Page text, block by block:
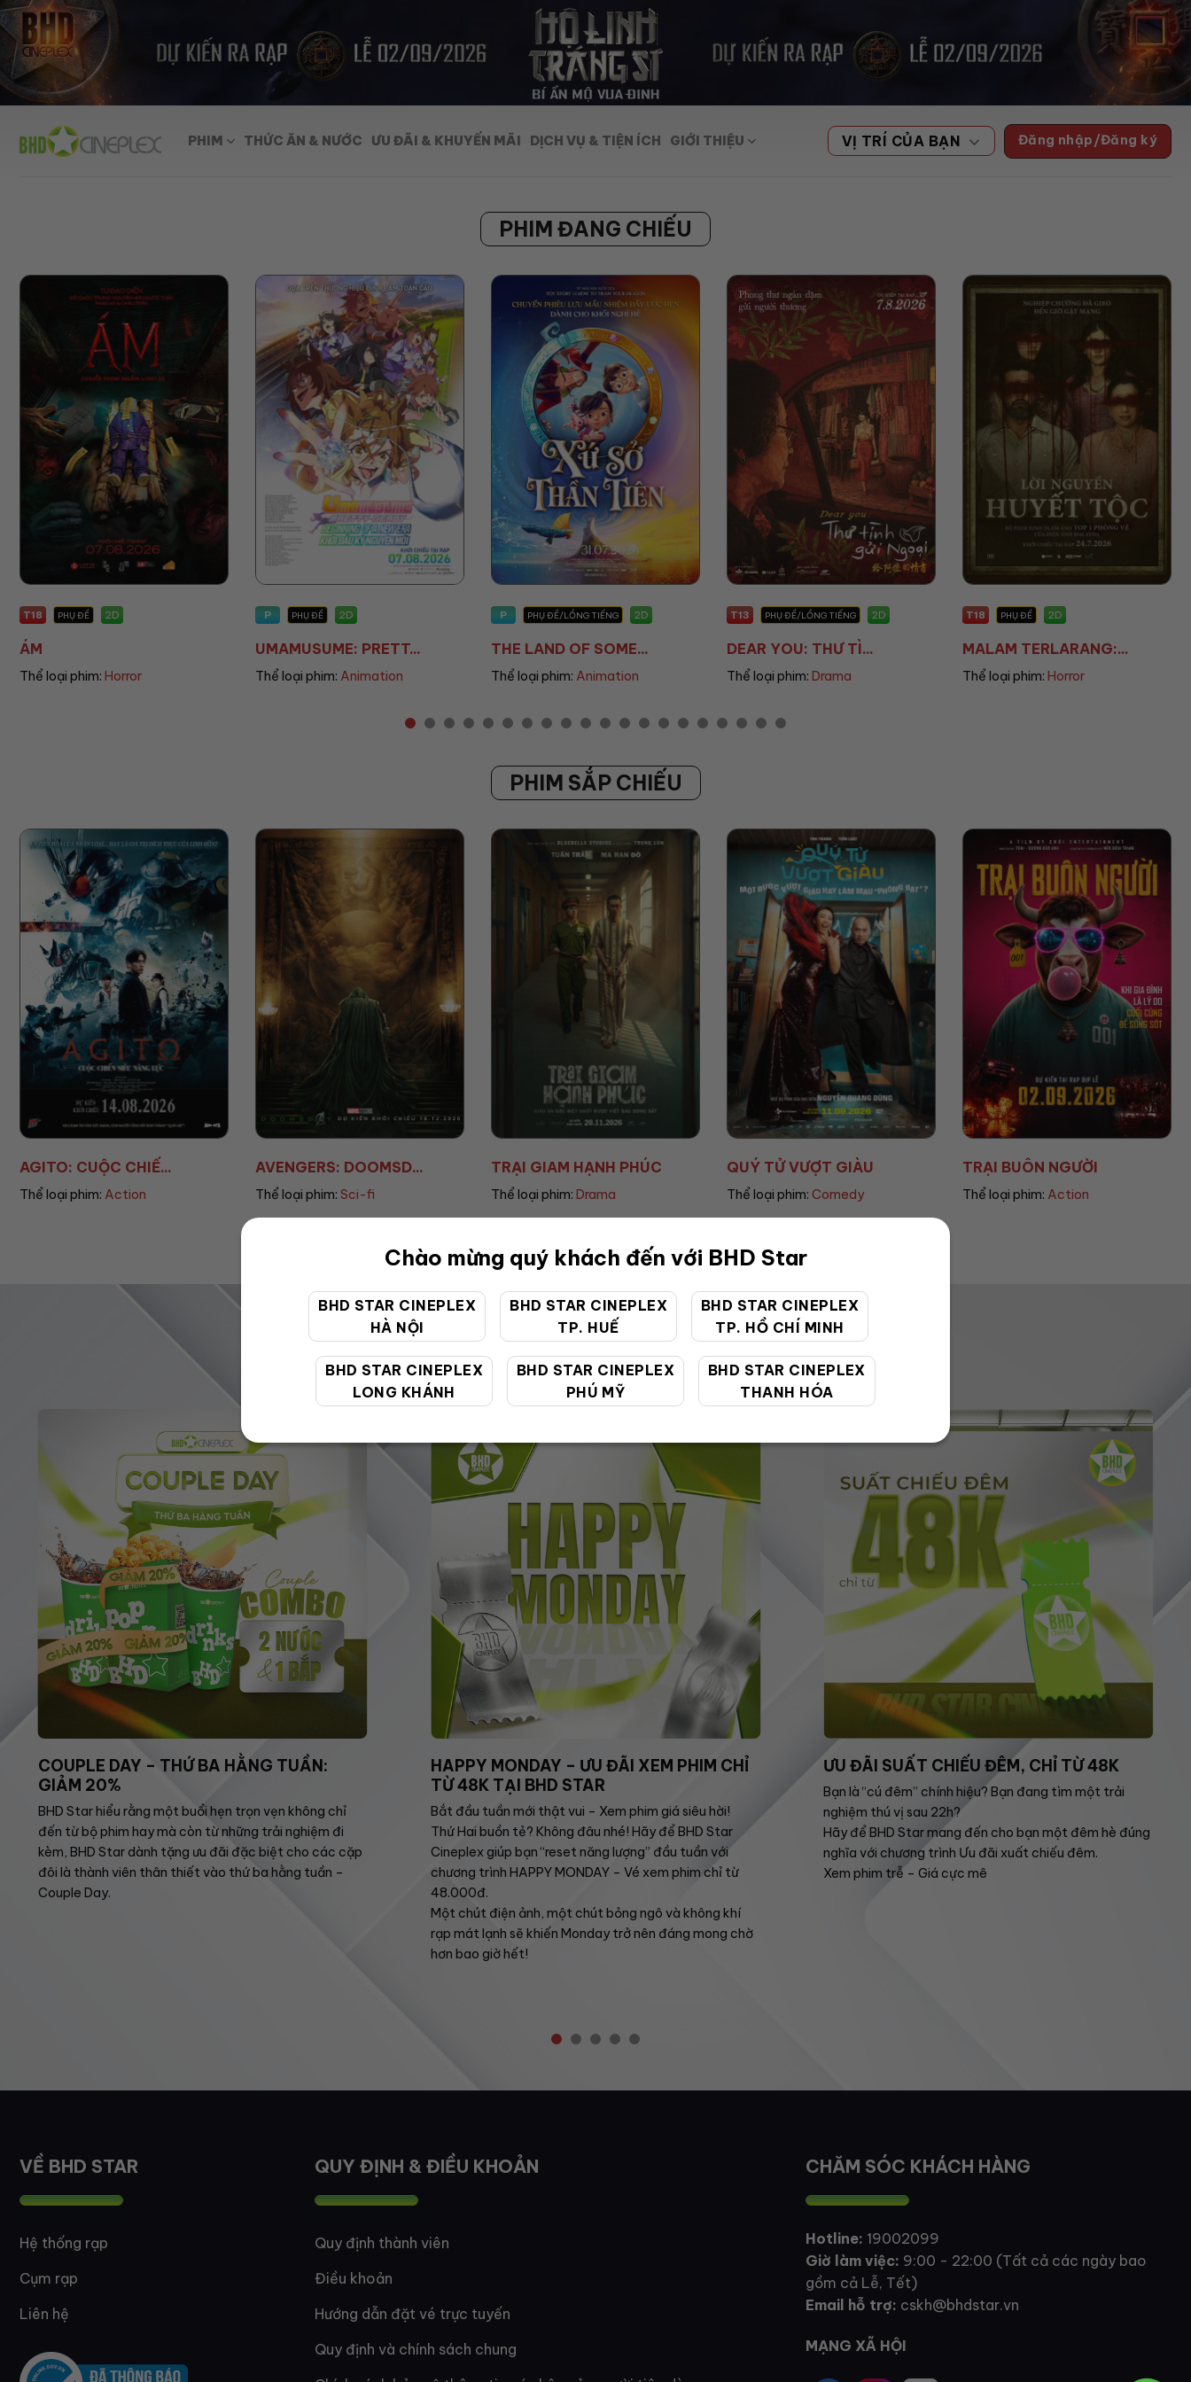
Chào mừng quý khách đến với BHD Star
BHD STAR CINEPLEX
HÀ NỘI
BHD STAR CINEPLEX
TP. HUẾ
BHD STAR CINEPLEX
TP. HỒ CHÍ MINH
BHD STAR CINEPLEX
LONG KHÁNH
BHD STAR CINEPLEX
PHÚ MỸ
BHD STAR CINEPLEX
THANH HÓA
Skip
to
content
PHIM THỨC ĂN & NƯỚC ƯU ĐÃI & KHUYẾN MÃI DỊCH VỤ & TIỆN ÍCH GIỚI THIỆU VỊ TRÍ CỦA BẠN Đăng nhập/Đăng ký
PHIM ĐANG CHIẾU
P PHỤ ĐỀ 2D
UMAMUSUME: PRETT...
Thể loại phim:Animation
P PHỤ ĐỀ/LỒNG TIẾNG
THE LAND OF SOME...
Thể loại phim:Animation
T13 PHỤ ĐỀ/LỒNG TIẾNG 2D
DEAR YOU: THƯ TÌ...
Thể loại phim:Drama
T18 PHỤ ĐỀ 2D
MALAM TERLARANG:...
Thể loại phim:Horror
T13 PHỤ ĐỀ 2D
THANH ÂM VƯỢT ĐẠ...
Thể loại phim:War
PHIM SẮP CHIẾU
AVENGERS: DOOMSD...
Thể loại phim:Sci-fi
TRẠI GIAM HẠNH PHÚC
Thể loại phim:Drama
QUÝ TỬ VƯỢT GIÀU
Thể loại phim:Comedy
TRẠI BUÔN NGƯỜI
Thể loại phim:Action
HEART OF THE BEA...
Thể loại phim:Action
ƯU ĐÃI ĐẶC BIỆT
COUPLE DAY – THỨ BA HẰNG TUẦN:
GIẢM 20%
BHD Star hiểu rằng một buổi hẹn trọn vẹn không chỉ
đến từ bộ phim hay mà còn từ những trải nghiệm đi
kèm, BHD Star dành tặng ưu đãi đặc biệt cho các cặp
đôi là thành viên thân thiết vào thứ ba hằng tuần –
Couple Day.
HAPPY MONDAY – ƯU ĐÃI XEM PHIM CHỈ
TỪ 48K TẠI BHD STAR
Bắt đầu tuần mới thật vui – Xem phim giá siêu hời!
Thứ Hai buồn tẻ? Không đâu nhé! Hãy để BHD Star
Cineplex giúp bạn “reset năng lượng” đầu tuần với
chương trình HAPPY MONDAY – Vé xem phim chỉ từ
48.000đ.
Một chút điện ảnh, một chút bỏng ngô và không khí
rạp mát lạnh sẽ khiến Monday trở nên đáng mong chờ
hơn bao giờ hết!
ƯU ĐÃI SUẤT CHIẾU ĐÊM, CHỈ TỪ 48K
Bạn là “cú đêm” chính hiệu? Bạn đang tìm một trải
nghiệm thú vị sau 22h?
Hãy để BHD Star mang đến cho bạn một đêm hè đúng
nghĩa với chương trình Ưu đãi xuất chiếu đêm.
Xem phim trễ – Giá cực mê
VỀ BHD STAR
Hệ thống rạp
Cụm rạp
Liên hệ
QUY ĐỊNH & ĐIỀU KHOẢN
Quy định thành viên
Điều khoản
Hướng dẫn đặt vé trực tuyến
Quy định và chính sách chung
CHĂM SÓC KHÁCH HÀNG
Hotline: 19002099
Giờ làm việc: 9:00 - 22:00 (Tất cả các ngày bao
gồm cả Lễ, Tết)
Email hỗ trợ: cskh@bhdstar.vn
MẠNG XÃ HỘI